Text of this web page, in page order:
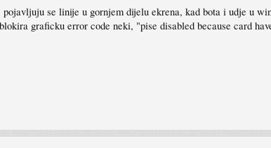
se linije u gornjem dijelu ekrena, kad bota i udje u
graficku error code neki, "pise disabled because card